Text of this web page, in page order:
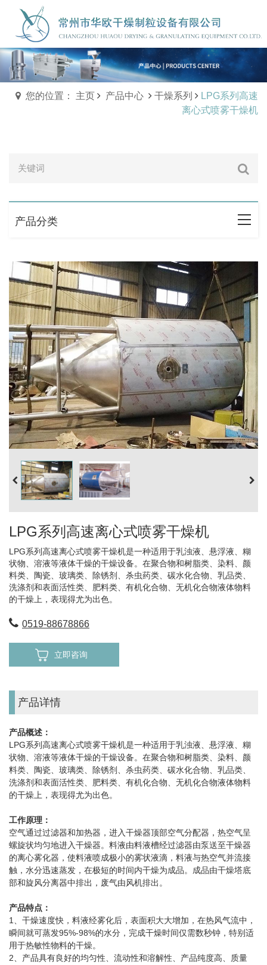
您的位置： 主页 产品中心 干燥系列
LPG系列高速
离心式喷雾干燥机
产品分类
LPG系列高速离心式喷雾干燥机
LPG系列高速离心式喷雾干燥机是一种适用于乳浊液、悬浮液、糊
状物、溶液等液体干燥的干燥设备。在聚合物和树脂类、染料、颜
料类、陶瓷、玻璃类、除锈剂、杀虫药类、碳水化合物、乳品类、
洗涤剂和表面活性类、肥料类、有机化合物、无机化合物液体物料
的干燥上，表现得尤为出色。
0519-88678866
立即咨询
产品详情
产品概述：
LPG系列高速离心式喷雾干燥机是一种适用于乳浊液、悬浮液、糊
状物、溶液等液体干燥的干燥设备。在聚合物和树脂类、染料、颜
料类、陶瓷、玻璃类、除锈剂、杀虫药类、碳水化合物、乳品类、
洗涤剂和表面活性类、肥料类、有机化合物、无机化合物液体物料
的干燥上，表现得尤为出色。
工作原理：
空气通过过滤器和加热器，进入干燥器顶部空气分配器，热空气呈
螺旋状均匀地进入干燥器。料液由料液槽经过滤器由泵送至干燥器
的离心雾化器，使料液喷成极小的雾状液滴，料液与热空气并流接
触，水分迅速蒸发，在极短的时间内干燥为成品。成品由干燥塔底
部和旋风分离器中排出，废气由风机排出。
产品特点：
1、干燥速度快，料液经雾化后，表面积大大增加，在热风气流中，
瞬间就可蒸发95%-98%的水分，完成干燥时间仅需数秒钟，特别适
用于热敏性物料的干燥。
2、产品具有良好的均匀性、流动性和溶解性、产品纯度高、质量